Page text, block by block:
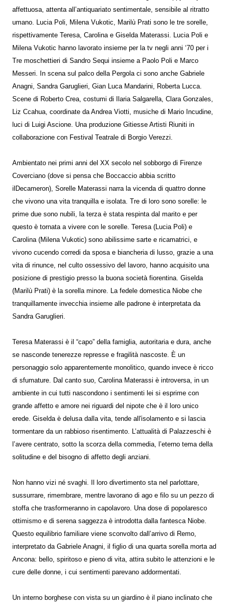
affettuosa, attenta all’antiquariato sentimentale, sensibile al ritratto
umano. Lucia Poli, Milena Vukotic, Marilù Prati sono le tre sorelle,
rispettivamente Teresa, Carolina e Giselda Materassi. Lucia Poli e
Milena Vukotic hanno lavorato insieme per la tv negli anni ‘70 per i
Tre moschettieri di Sandro Sequi insieme a Paolo Poli e Marco
Messeri. In scena sul palco della Pergola ci sono anche Gabriele
Anagni, Sandra Garuglieri, Gian Luca Mandarini, Roberta Lucca.
Scene di Roberto Crea, costumi di Ilaria Salgarella, Clara Gonzales,
Liz Ccahua, coordinate da Andrea Viotti, musiche di Mario Incudine,
luci di Luigi Ascione. Una produzione Gitiesse Artisti Riuniti in
collaborazione con Festival Teatrale di Borgio Verezzi.
Ambientato nei primi anni del XX secolo nel sobborgo di Firenze
Coverciano (dove si pensa che Boccaccio abbia scritto
ilDecameron), Sorelle Materassi narra la vicenda di quattro donne
che vivono una vita tranquilla e isolata. Tre di loro sono sorelle: le
prime due sono nubili, la terza è stata respinta dal marito e per
questo è tornata a vivere con le sorelle. Teresa (Lucia Poli) e
Carolina (Milena Vukotic) sono abilissime sarte e ricamatrici, e
vivono cucendo corredi da sposa e biancheria di lusso, grazie a una
vita di rinunce, nel culto ossessivo del lavoro, hanno acquisito una
posizione di prestigio presso la buona società fiorentina. Giselda
(Marilù Prati) è la sorella minore. La fedele domestica Niobe che
tranquillamente invecchia insieme alle padrone è interpretata da
Sandra Garuglieri.
Teresa Materassi è il “capo” della famiglia, autoritaria e dura, anche
se nasconde tenerezze represse e fragilità nascoste. È un
personaggio solo apparentemente monolitico, quando invece è ricco
di sfumature. Dal canto suo, Carolina Materassi è introversa, in un
ambiente in cui tutti nascondono i sentimenti lei si esprime con
grande affetto e amore nei riguardi del nipote che è il loro unico
erede. Giselda è delusa dalla vita, tende all'isolamento e si lascia
tormentare da un rabbioso risentimento. L’attualità di Palazzeschi è
l’avere centrato, sotto la scorza della commedia, l’eterno tema della
solitudine e del bisogno di affetto degli anziani.
Non hanno vizi né svaghi. Il loro divertimento sta nel parlottare,
sussurrare, rimembrare, mentre lavorano di ago e filo su un pezzo di
stoffa che trasformeranno in capolavoro. Una dose di popolaresco
ottimismo e di serena saggezza è introdotta dalla fantesca Niobe.
Questo equilibrio familiare viene sconvolto dall’arrivo di Remo,
interpretato da Gabriele Anagni, il figlio di una quarta sorella morta ad
Ancona: bello, spiritoso e pieno di vita, attira subito le attenzioni e le
cure delle donne, i cui sentimenti parevano addormentati.
Un interno borghese con vista su un giardino è il piano inclinato che